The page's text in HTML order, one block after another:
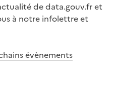
de data.gouv.fr et
à notre infolettre et
évènements